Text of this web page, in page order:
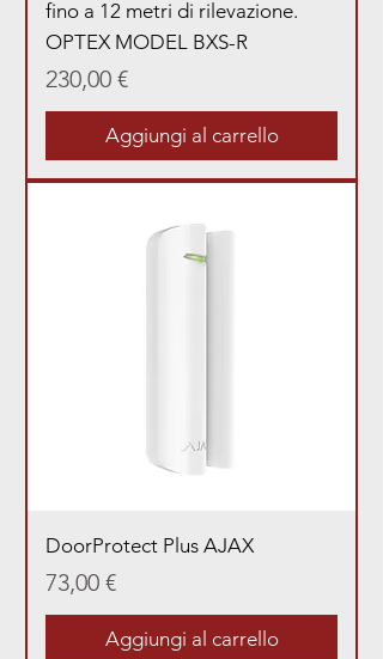
fino a 12 metri di rilevazione.
OPTEX MODEL BXS-R
Prezzo
230,00 €
Aggiungi al carrello
DoorProtect Plus AJAX
Prezzo
73,00 €
Aggiungi al carrello